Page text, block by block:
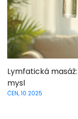
Lymfatická
mysl
ČEN, 10 2025